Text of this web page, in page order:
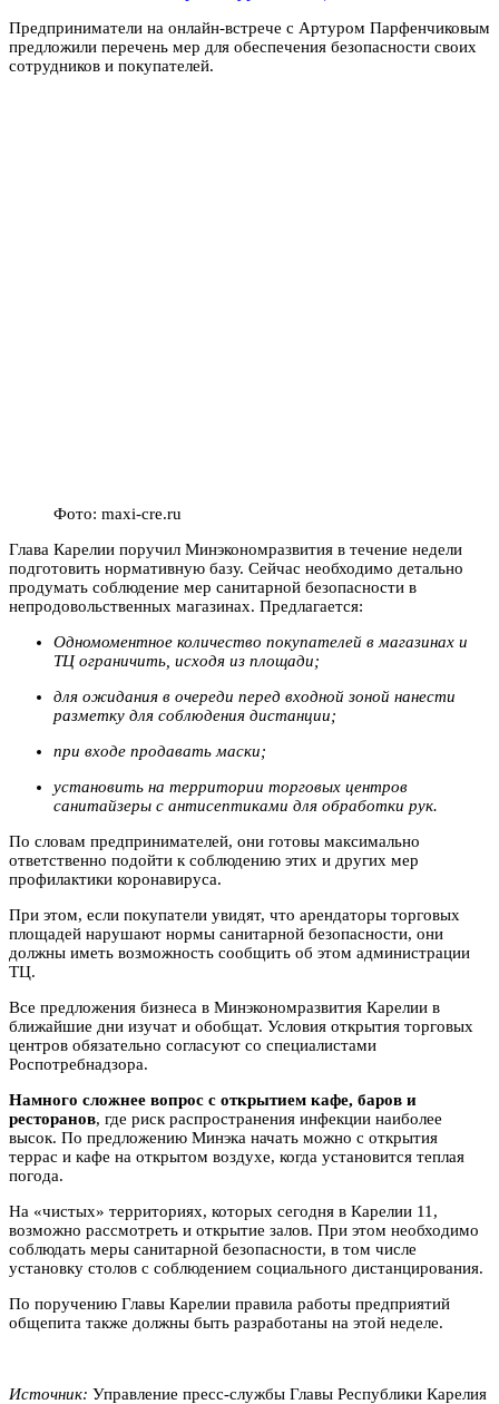
Предприниматели на онлайн-встрече с Артуром Парфенчиковым
предложили перечень мер для обеспечения безопасности своих
сотрудников и покупателей.
Фото: maxi-cre.ru
Глава Карелии поручил Минэкономразвития в течение недели
подготовить нормативную базу. Сейчас необходимо детально
продумать соблюдение мер санитарной безопасности в
непродовольственных магазинах. Предлагается:
Одномоментное количество покупателей в магазинах и
ТЦ ограничить, исходя из площади;
для ожидания в очереди перед входной зоной нанести
разметку для соблюдения дистанции;
при входе продавать маски;
установить на территории торговых центров
санитайзеры с антисептиками для обработки рук.
По словам предпринимателей, они готовы максимально
ответственно подойти к соблюдению этих и других мер
профилактики коронавируса.
При этом, если покупатели увидят, что арендаторы торговых
площадей нарушают нормы санитарной безопасности, они
должны иметь возможность сообщить об этом администрации
ТЦ.
Все предложения бизнеса в Минэкономразвития Карелии в
ближайшие дни изучат и обобщат. Условия открытия торговых
центров обязательно согласуют со специалистами
Роспотребнадзора.
Намного сложнее вопрос с открытием кафе, баров и
ресторанов, где риск распространения инфекции наиболее
высок. По предложению Минэка начать можно с открытия
террас и кафе на открытом воздухе, когда установится теплая
погода.
На «чистых» территориях, которых сегодня в Карелии 11,
возможно рассмотреть и открытие залов. При этом необходимо
соблюдать меры санитарной безопасности, в том числе
установку столов с соблюдением социального дистанцирования.
По поручению Главы Карелии правила работы предприятий
общепита также должны быть разработаны на этой неделе.
Источник: Управление пресс-службы Главы Республики Карелия